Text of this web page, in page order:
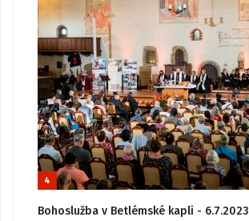
4
Bohoslužba v Betlémské kapli - 6.7.2023